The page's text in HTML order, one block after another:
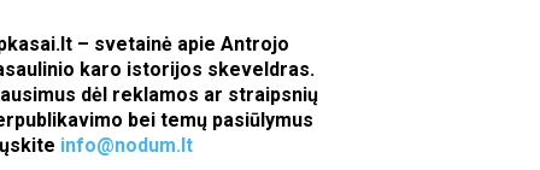
– svetainė apie Antrojo
karo istorijos skeveldras.
dėl reklamos ar straipsnių
bei temų pasiūlymus
info@nodum.lt